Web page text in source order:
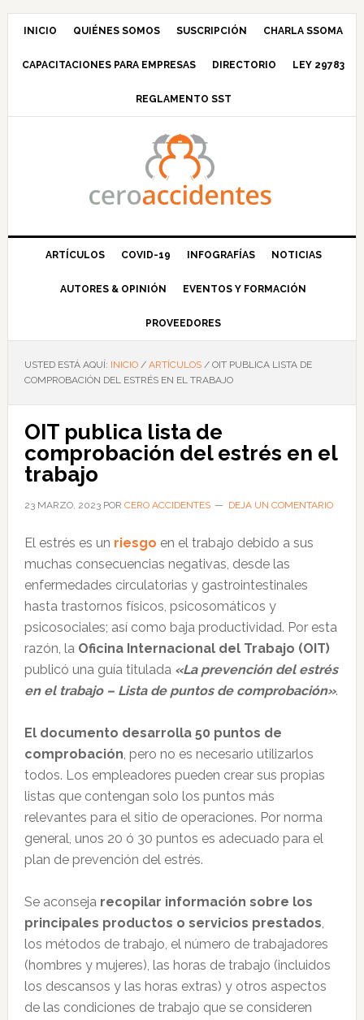
Saltar
navegación
Saltar
principal
Saltar
barra
principal
Saltar
INICIO QUIÉNES SOMOS SUSCRIPCIÓN CHARLA SSOMA
CAPACITACIONES PARA EMPRESAS DIRECTORIO LEY 29783
REGLAMENTO SST
ARTÍCULOS COVID-19 INFOGRAFÍAS NOTICIAS
AUTORES & OPINIÓN EVENTOS Y FORMACIÓN
PROVEEDORES
USTED ESTÁ AQUÍ: INICIO / ARTÍCULOS /OIT PUBLICA LISTA DE
COMPROBACIÓN DEL ESTRÉS EN EL TRABAJO
OIT publica lista de
comprobación del estrés en el
trabajo
23 MARZO, 2023POR CERO ACCIDENTES DEJA UN COMENTARIO
El estrés es un riesgo en el trabajo debido a sus
muchas consecuencias negativas, desde las
enfermedades circulatorias y gastrointestinales
hasta trastornos físicos, psicosomáticos y
psicosociales; así como baja productividad. Por esta
razón, la Oficina Internacional del Trabajo (OIT)
publicó una guía titulada «La prevención del estrés
en el trabajo – Lista de puntos de comprobación».
El documento desarrolla 50 puntos de
comprobación, pero no es necesario utilizarlos
todos. Los empleadores pueden crear sus propias
listas que contengan solo los puntos más
relevantes para el sitio de operaciones. Por norma
general, unos 20 ó 30 puntos es adecuado para el
plan de prevención del estrés.
Se aconseja recopilar información sobre los
principales productos o servicios prestados,
los métodos de trabajo, el número de trabajadores
(hombres y mujeres), las horas de trabajo (incluidos
los descansos y las horas extras) y otros aspectos
de las condiciones de trabajo que se consideren